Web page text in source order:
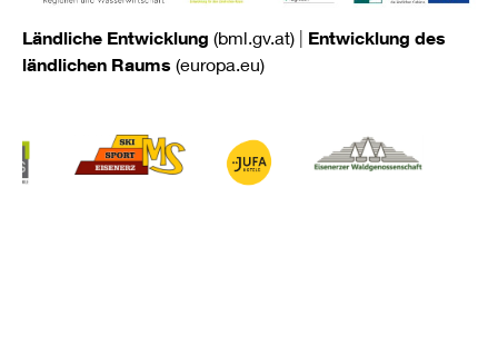
Ländliche Entwicklung (bml.gv.at)
Entwicklung des
ländlichen Raums (europa.eu)